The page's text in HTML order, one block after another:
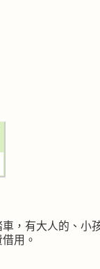
車，有大人的、小
用。